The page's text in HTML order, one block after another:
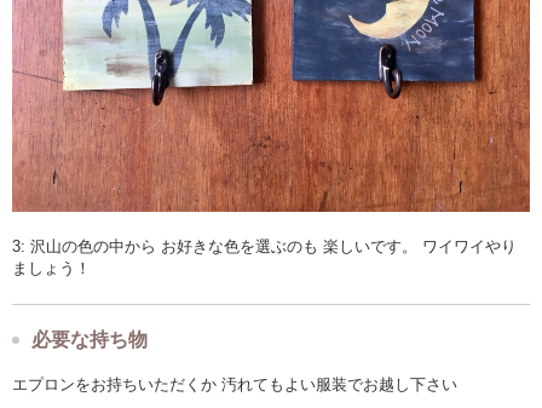
3: 沢山の色の中から お好きな色を選ぶのも 楽しいです。 ワイワイやり
ましょう！
必要な持ち物
エプロンをお持ちいただくか 汚れてもよい服装でお越し下さい